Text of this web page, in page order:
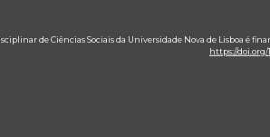
de Ciências Sociais da Universidade Nova de Lisboa é
https://doi.org/